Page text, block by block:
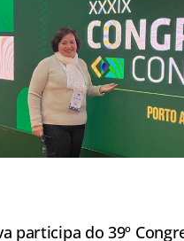
participa do 39º